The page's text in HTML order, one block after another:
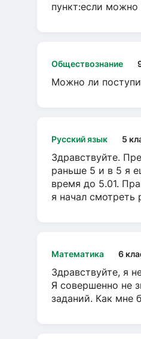
пункт:если
Обществознание
Можно ли
Русский язык 5
Здравствуйте.
раньше 5 и в 5 я
время до 5.01.
я начал смотреть
Математика 6
Здравствуйте, я
Я совершенно не
заданий. Как мне